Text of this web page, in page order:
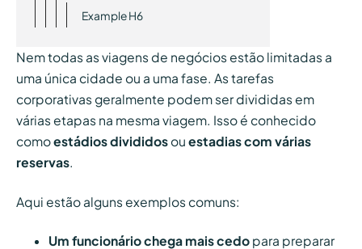
Example H6
Nem todas as viagens de negócios estão limitadas a
uma única cidade ou a uma fase. As tarefas
corporativas geralmente podem ser divididas em
várias etapas na mesma viagem. Isso é conhecido
comoestádios divididosou estadias com várias
reservas.
Aqui estão alguns exemplos comuns:
Um funcionário chega mais cedopara preparar